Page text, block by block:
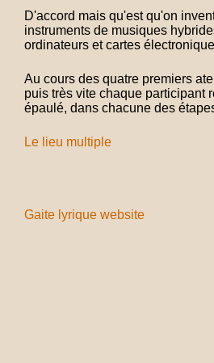
D'accord mais qu'est qu'on
instruments de musiques
ordinateurs et cartes
Au cours des quatre premiers
puis très vite chaque participant
épaulé, dans chacune des
Le lieu multiple
Gaite lyrique website